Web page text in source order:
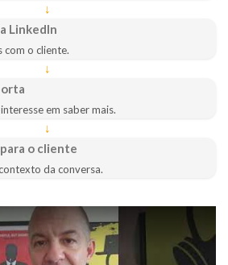
↓
LinkedIn
com o cliente.
↓
em saber mais.
↓
o cliente
da conversa.